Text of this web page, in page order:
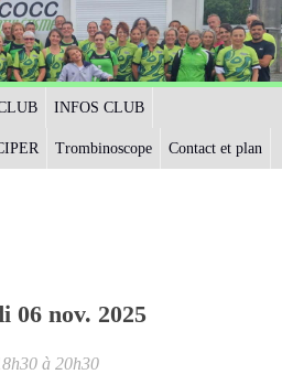
INFOS CLUB
Trombinoscope Contact et plan
06 nov. 2025
à 20h30